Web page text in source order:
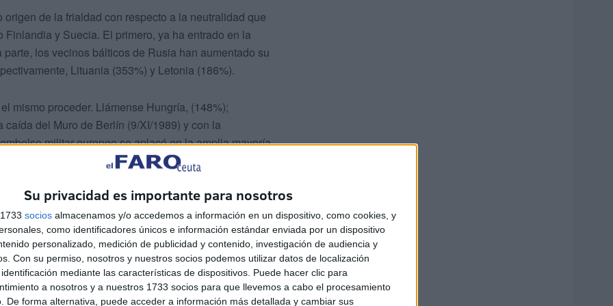
Su privacidad es importante para nosotros
socios almacenamos y/o accedemos a información en un dispositivo, como cookies, y
como identificadores únicos e información estándar enviada por un dispositivo
personalizado, medición de publicidad y contenido, investigación de audiencia y
Con su permiso, nosotros y nuestros socios podemos utilizar datos de localización
mediante las características de dispositivos. Puede hacer clic para
a nosotros y a nuestros 1733 socios para que llevemos a cabo el procesamiento
De forma alternativa, puede acceder a información más detallada y cambiar sus
de la frialdad con respecto a la neutralidad que
y Suecia. El primero, ya ha entrado en la
los vecinos bálticos de Rusia han aumentado su
Lituania (353%) y Letonia (186%).
mismo proceder. Llámense Hungría, (148%);
del Muro de Berlín (9/XI/1989) y con la
militar europeo se aplacó en la amplia mayoría
que nuevamente reaparezca la figura del servicio
escenario bélico concreto, interesa fijarse en el caso
Mundial (1914-1918) disponía de una industria
envuelto de estados colonialistas como Gran Bretaña
como el que al presente evoca Putin. Los
y la perdieron hasta ser abochornados. La